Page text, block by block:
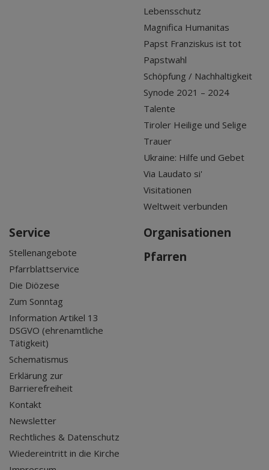
Lebensschutz
Magnifica Humanitas
Papst Franziskus ist tot
Papstwahl
Schöpfung / Nachhaltigkeit
Synode 2021 – 2024
Talente
Tiroler Heilige und Selige
Trauer
Ukraine: Hilfe und Gebet
Via Laudato si'
Visitationen
Weltweit verbunden
Service
Stellenangebote
Pfarrblattservice
Die Diözese
Zum Sonntag
Information Artikel 13
DSGVO (ehrenamtliche
Tätigkeit)
Schematismus
Erklärung zur
Barrierefreiheit
Kontakt
Newsletter
Rechtliches & Datenschutz
Wiedereintritt in die Kirche
Organisationen
Pfarren